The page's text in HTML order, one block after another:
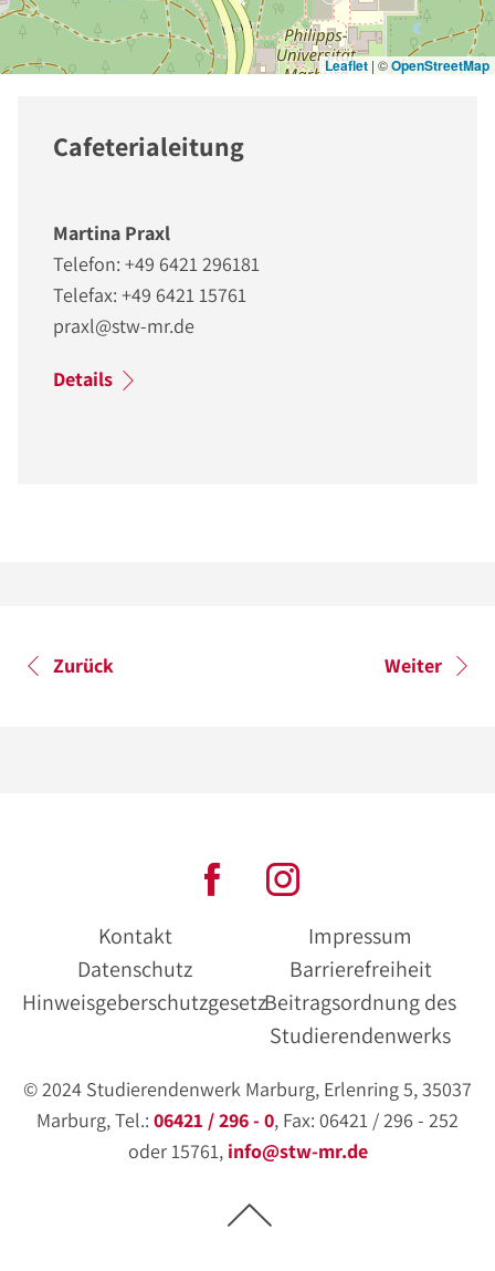
Leaflet | ©OpenStreetMap
Cafeterialeitung
Martina Praxl
Telefon: +49 6421 296181
Telefax: +49 6421 15761
praxl@stw-mr.de
Details
Zurück Weiter
Kontakt
Impressum
Datenschutz
Barrierefreiheit
HinweisgeberschutzgesetzBeitragsordnung des
Studierendenwerks
© 2024 Studierendenwerk Marburg, Erlenring 5, 35037
Marburg, Tel.: 06421 / 296 - 0, Fax: 06421 / 296 - 252
oder 15761, info@stw-mr.de